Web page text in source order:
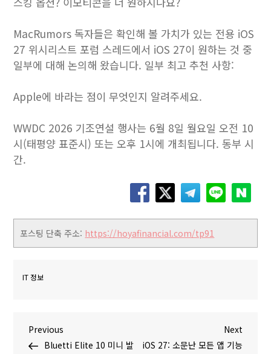
MacRumors 독자들은 확인해 볼 가치가 있는 전용 iOS
27 위시리스트 포럼 스레드에서 iOS 27이 원하는 것 중
일부에 대해 논의해 왔습니다. 일부 최고 추천 사항:
Apple에 바라는 점이 무엇인지 알려주세요.
WWDC 2026 기조연설 행사는 6월 8일 월요일 오전 10
시(태평양 표준시) 또는 오후 1시에 개최됩니다. 동부 시
간.
포스팅 단축 주소: https://hoyafinancial.com/tp91
IT 정보
글
P
r
Previous
Bluetti Elite 10 미니 발
N
e
Next
iOS 27: 소문난 모든 앱 기능